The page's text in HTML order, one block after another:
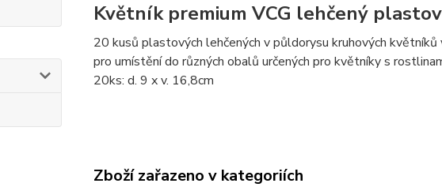
Květník premium VCG lehčený
20 kusů plastových lehčených v půldorysu kruhových
pro umístění do různých obalů určených pro květníky s
20ks: d. 9 x v. 16,8cm
Zboží zařazeno v kategoriích